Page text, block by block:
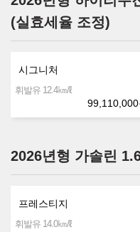
(실효세율 조정)
시그니처
휘발유 12.4㎞/ℓ
99,110,000
2026년형 가솔린
프레스티지
휘발유 14.0㎞/ℓ